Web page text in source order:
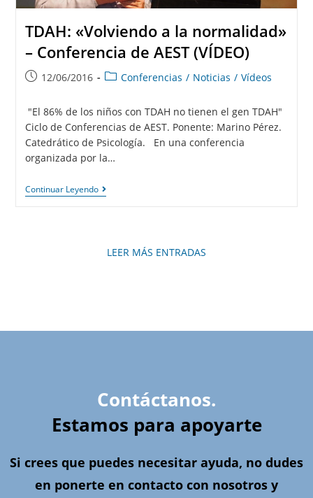
TDAH: «Volviendo a la normalidad»
– Conferencia de AEST (VÍDEO)
12/06/2016 Conferencias / Noticias / Vídeos
"El 86% de los niños con TDAH no tienen el gen TDAH"
Ciclo de Conferencias de AEST. Ponente: Marino Pérez.
Catedrático de Psicología. En una conferencia
organizada por la…
Continuar Leyendo
LEER MÁS ENTRADAS
Contáctanos.
Estamos para apoyarte
Si crees que puedes necesitar ayuda, no dudes
en ponerte en contacto con nosotros y